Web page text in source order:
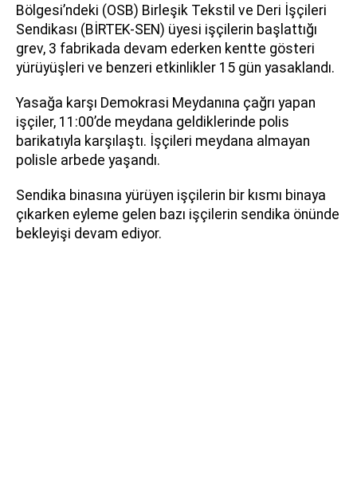
Bölgesi’ndeki (OSB) Birleşik Tekstil ve Deri İşçileri
Sendikası (BİRTEK-SEN) üyesi işçilerin başlattığı
grev, 3 fabrikada devam ederken kentte gösteri
yürüyüşleri ve benzeri etkinlikler 15 gün yasaklandı.
Yasağa karşı Demokrasi Meydanına çağrı yapan
işçiler, 11:00’de meydana geldiklerinde polis
barikatıyla karşılaştı. İşçileri meydana almayan
polisle arbede yaşandı.
Sendika binasına yürüyen işçilerin bir kısmı binaya
çıkarken eyleme gelen bazı işçilerin sendika önünde
bekleyişi devam ediyor.